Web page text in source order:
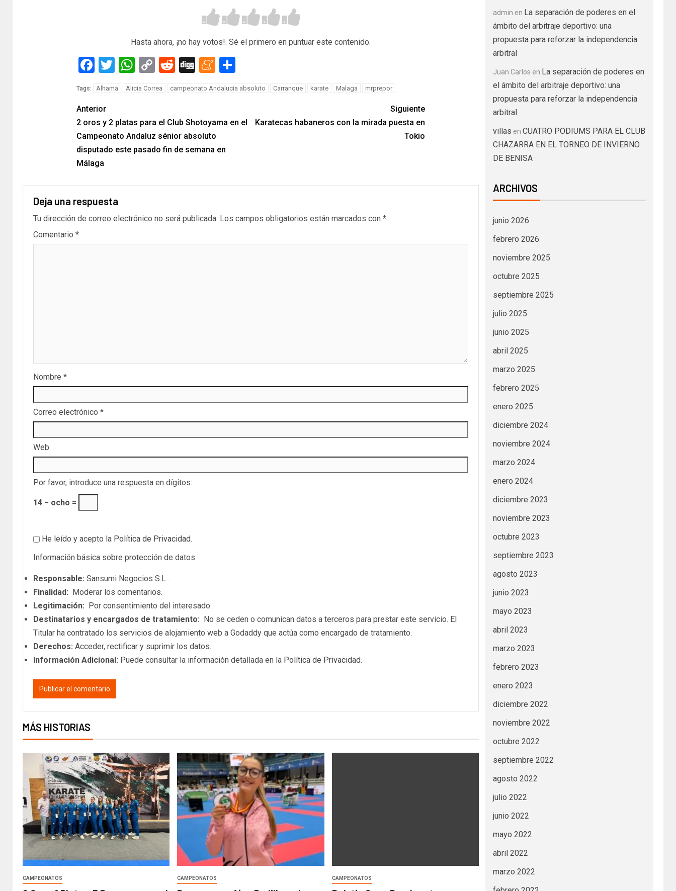
Hasta ahora, ¡no hay votos!. Sé el primero en puntuar este contenido.
Facebook
TwitterWhatsApp
CopyRedditDiggMeneame
Tags: Alhama Alicia Correa campeonato Andalucia absoluto Carranque karate Malaga mrprepor
Anterior
2 oros y 2 platas para el Club Shotoyama en el
Campeonato Andaluz sénior absoluto
disputado este pasado fin de semana en
Málaga
Siguiente
Karatecas habaneros con la mirada puesta en
Tokio
Deja una respuesta
Tu dirección de correo electrónico no será publicada. Los campos obligatorios están marcados con *
Comentario *
Nombre *
Correo electrónico *
Web
Por favor, introduce una respuesta en dígitos:
14 − ocho =
He leído y acepto la Política de Privacidad.
Información básica sobre protección de datos
Responsable: Sansumi Negocios S.L..
Finalidad: Moderar los comentarios.
Legitimación: Por consentimiento del interesado.
Destinatarios y encargados de tratamiento: No se ceden o comunican datos a terceros para prestar este servicio. El
Titular ha contratado los servicios de alojamiento web a Godaddy que actúa como encargado de tratamiento.
Derechos: Acceder, rectificar y suprimir los datos.
Información Adicional: Puede consultar la información detallada en la Política de Privacidad.
MÁS HISTORIAS
CAMPEONATOS CAMPEONATOS CAMPEONATOS
admin en La separación de poderes en el
ámbito del arbitraje deportivo: una
propuesta para reforzar la independencia
arbitral
Juan Carlos en La separación de poderes en
el ámbito del arbitraje deportivo: una
propuesta para reforzar la independencia
arbitral
villas en CUATRO PODIUMS PARA EL CLUB
CHAZARRA EN EL TORNEO DE INVIERNO
DE BENISA
ARCHIVOS
junio 2026
febrero 2026
noviembre 2025
octubre 2025
septiembre 2025
julio 2025
junio 2025
abril 2025
marzo 2025
febrero 2025
enero 2025
diciembre 2024
noviembre 2024
marzo 2024
enero 2024
diciembre 2023
noviembre 2023
octubre 2023
septiembre 2023
agosto 2023
junio 2023
mayo 2023
abril 2023
marzo 2023
febrero 2023
enero 2023
diciembre 2022
noviembre 2022
octubre 2022
septiembre 2022
agosto 2022
julio 2022
junio 2022
mayo 2022
abril 2022
marzo 2022